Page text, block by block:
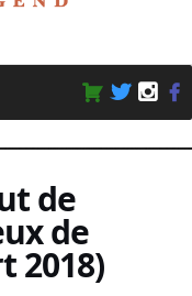
de
de
2018)